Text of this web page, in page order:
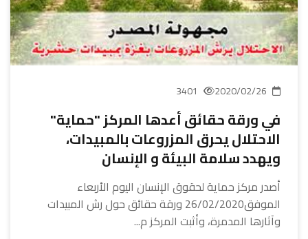
في ورقة حقائق أعدها المركز "حماية"
الاحتلال يحرق المزروعات بالمبيدات،
ويهدد سلامة البيئة و الإنسان
أصدر مركز حماية لحقوق الإنسان اليوم الأربعاء
الموفق26/02/2020 ورقة حقائق حول رش المبيدات
وآثارها المدمرة، وأثبت المركز م...